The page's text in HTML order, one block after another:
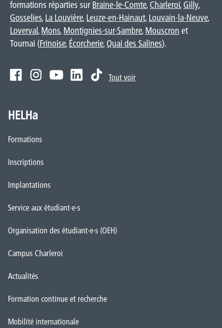
formations réparties surBraine-le-Comte, Charleroi, Gilly,
Gosselies, La Louvière, Leuze-en-Hainaut, Louvain-la-Neuve,
Loverval, Mons, Montignies-sur-Sambre, Mouscron et
Tournai (Frinoise, Écorcherie, Quai des Salines).
Tout voir
HELHa
Formations
Inscriptions
Implantations
Service aux étudiant·e·s
Organisation des étudiant·e·s (OEH)
Campus Charleroi
Actualités
Formation continue et recherche
Mobilité internationale